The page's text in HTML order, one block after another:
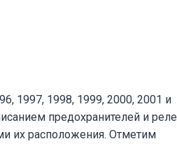
1997, 1998, 1999, 2000, 2001 и
предохранителей и реле
их расположения. Отметим